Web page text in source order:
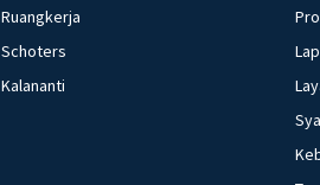
Ruangkerja
Schoters
Kalananti